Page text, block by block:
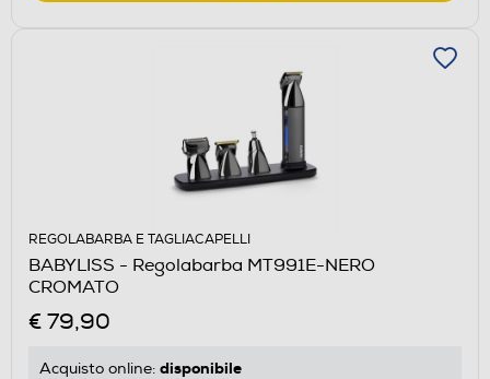
REGOLABARBA E TAGLIACAPELLI
BABYLISS - Regolabarba MT991E-NERO
CROMATO
€ 79,90
Acquisto online: disponibile